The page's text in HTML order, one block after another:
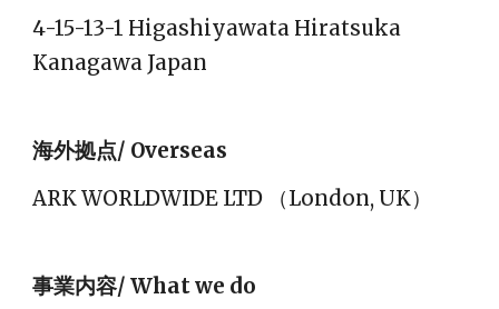
4-15-13-1 Higashiyawata Hiratsuka
Kanagawa Japan
海外拠点/ Overseas
ARK WORLDWIDE LTD （London, UK）
事業内容/ What we do